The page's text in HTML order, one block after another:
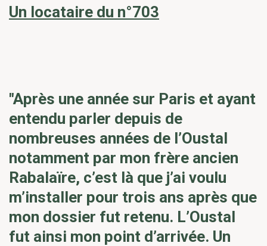
Un locataire du n°703
"Après une année sur Paris et ayant
entendu parler depuis de
nombreuses années de l’Oustal
notamment par mon frère ancien
Rabalaïre, c’est là que j’ai voulu
m’installer pour trois ans après que
mon dossier fut retenu. L’Oustal
fut ainsi mon point d’arrivée. Un